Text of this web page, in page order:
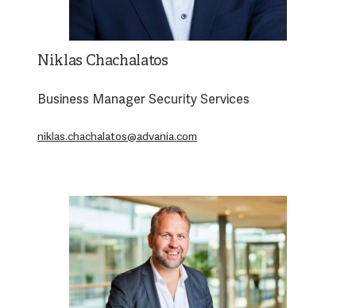
Niklas Chachalatos
Business Manager Security Services
niklas.chachalatos@advania.com